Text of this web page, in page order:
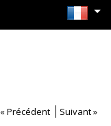
« Précédent Suivant »